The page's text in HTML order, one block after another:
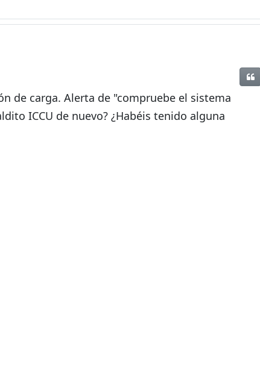
de carga. Alerta de "compruebe el sistema
ICCU de nuevo? ¿Habéis tenido alguna